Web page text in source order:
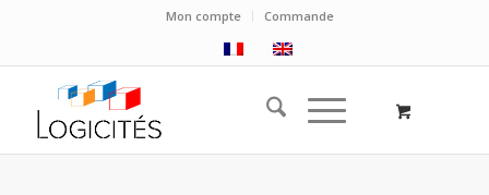
Mon compte Commande